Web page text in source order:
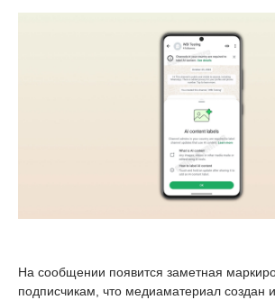
На сообщении появится заметная
подписчикам, что медиаматериал создан